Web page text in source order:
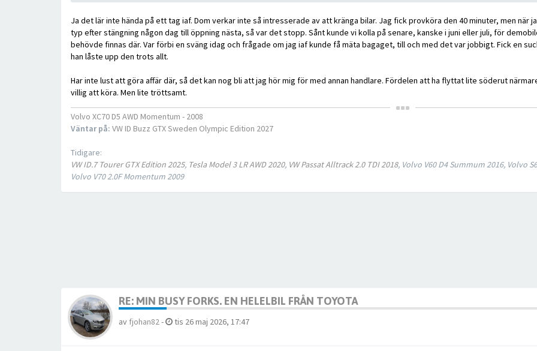
Ja det lär inte hända på ett tag iaf. Dom verkar inte så intresserade av att kränga bilar. Jag fick provköra den 40 minuter, men när
typ efter stängning någon dag till öppning nästa, så var det stopp. Sånt kunde vi kolla på senare, kanske i juni eller juli, för
behövde finnas där. Var förbi en sväng idag och frågade om jag iaf kunde få mäta bagaget, till och med det var jobbigt. Fick en
han låste upp den trots allt.
Har inte lust att göra affär där, så det kan nog bli att jag hör mig för med annan handlare. Fördelen att ha flyttat lite söderut
villig att köra. Men lite tröttsamt.
Volvo XC70 D5 AWD Momentum - 2008
Väntar på: VW ID Buzz GTX Sweden Olympic Edition 2027
Tidigare:
VW ID.7 Tourer GTX Edition 2025, Tesla Model 3 LR AWD 2020, VW Passat Alltrack 2.0 TDI 2018, Volvo V60 D4 Summum 2016, Volvo
Volvo V70 2.0F Momentum 2009
RE: MIN BUSY FORKS. EN HELELBIL FRÅN TOYOTA
av fjohan82- tis 26 maj 2026, 17:47